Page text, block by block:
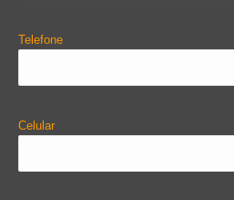
Telefone
Celular